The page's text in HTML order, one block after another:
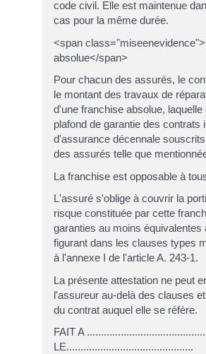
code civil. Elle est maintenue
cas pour la même durée.
<span
absolue</span>
Pour chacun des assurés, le
le montant des travaux de
d'une franchise absolue, laquelle
plafond de garantie des contrats
d'assurance décennale
des assurés telle que
La franchise est opposable à
L'assuré s'oblige à couvrir la
risque constituée par cette
garanties au moins équivalentes
figurant dans les clauses types
à l'annexe I de l'article A. 243-1.
La présente attestation ne peut
l'assureur au-delà des clauses
du contrat auquel elle se réfère.
FAIT A
LE.............................................